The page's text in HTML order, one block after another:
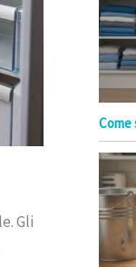
Gli
Come